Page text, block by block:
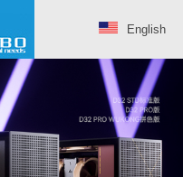
English